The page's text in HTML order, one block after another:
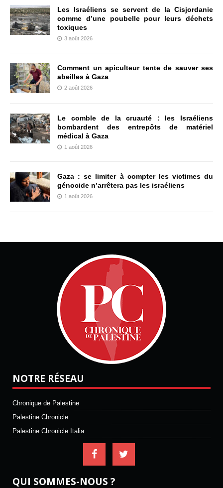
Les Israéliens se servent de la Cisjordanie
comme d’une poubelle pour leurs déchets
toxiques
3 août 2026
Comment un apiculteur tente de sauver ses
abeilles à Gaza
2 août 2026
Le comble de la cruauté : les Israéliens
bombardent des entrepôts de matériel
médical à Gaza
1 août 2026
Gaza : se limiter à compter les victimes du
génocide n’arrêtera pas les israéliens
1 août 2026
NOTRE RÉSEAU
Chronique de Palestine
Palestine Chronicle
Palestine Chronicle Italia
QUI SOMMES-NOUS ?